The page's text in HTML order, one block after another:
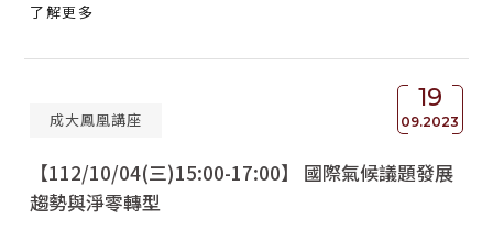
了解更多
19
09.2023
成大鳳凰講座
【112/10/04(三)15:00-17:00】 國際氣候議題發展
趨勢與淨零轉型